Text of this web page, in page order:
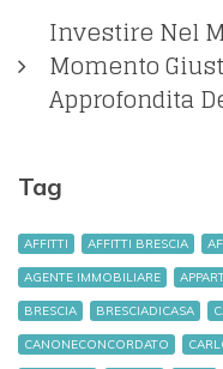
Investire Nel
Momento
Approfondita
Tag
AFFITTI AFFITTI BRESCIA
AGENTE IMMOBILIARE
BRESCIA BRESCIADICASA
CANONECONCORDATO